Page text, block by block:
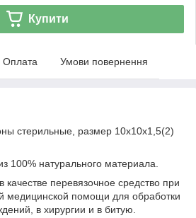
Купити
Оплата Умови повернення
стерильные, размер 10х10х1,5(2)
100% натурального материала.
качестве перевязочное средство при
медицинской помощи для обработки
в хирургии и в битую.